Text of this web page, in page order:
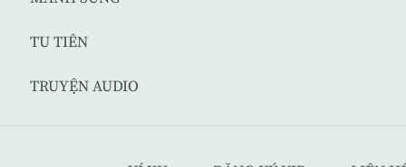
TU TIÊN
TRUYỆN AUDIO